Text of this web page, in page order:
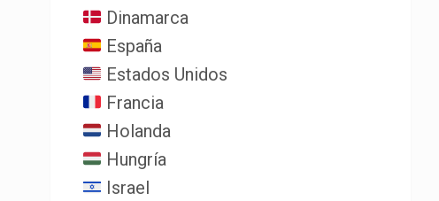
Dinamarca
España
Estados Unidos
Francia
Holanda
Hungría
Israel